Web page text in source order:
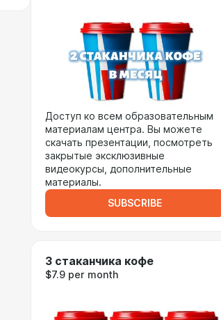
Доступ ко всем образовательным
материалам центра. Вы можете
скачать презентации, посмотреть
закрытые эксклюзивные
видеокурсы, дополнительные
материалы.
SUBSCRIBE
3 стаканчика кофе
$7.9 per month